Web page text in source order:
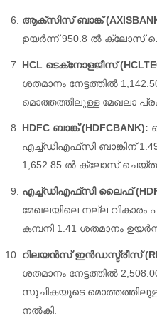
ആക്‌സിസ് ബാങ്ക്
ഉയർന്ന് 950.8 ൽ ക്ലോസ്
HCL ടെക്‌നോളജീസ്
ശതമാനം നേട്ടത്തിൽ
മൊത്തത്തിലുള്ള മേഖലാ
HDFC ബാങ്ക് (HDFCBANK):
എച്ച്‌ഡിഎഫ്‌സി ബാങ്കിന്
1,652.85 ൽ ക്ലോസ്
എച്ച്‌ഡിഎഫ്‌സി ലൈഫ്
മേഖലയിലെ നല്ല വികാരം
കമ്പനി 1.41 ശതമാനം
റിലയൻസ് ഇൻഡസ്ട്രീസ്
ശതമാനം നേട്ടത്തിൽ
സൂചികയുടെ
നൽകി.